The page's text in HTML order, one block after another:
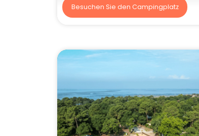
Besuchen Sie den Campingplatz